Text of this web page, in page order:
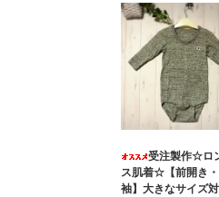
受注製作☆ロ
ス肌着☆【前開き
袖】大きなサイズ